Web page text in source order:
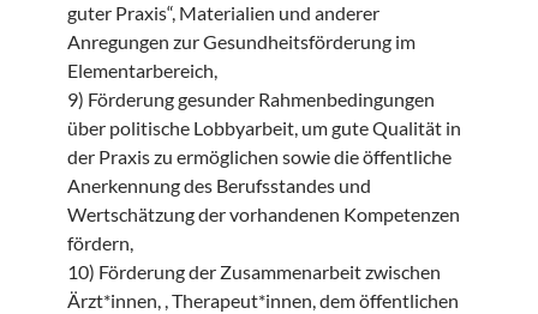
guter Praxis“, Materialien und anderer
Anregungen zur Gesundheitsförderung im
Elementarbereich,
9) Förderung gesunder Rahmenbedingungen
über politische Lobbyarbeit, um gute Qualität in
der Praxis zu ermöglichen sowie die öffentliche
Anerkennung des Berufsstandes und
Wertschätzung der vorhandenen Kompetenzen
fördern,
10) Förderung der Zusammenarbeit zwischen
Ärzt*innen, , Therapeut*innen, dem öffentlichen